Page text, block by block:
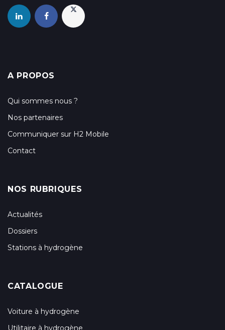
A PROPOS
Qui sommes nous ?
Nos partenaires
Communiquer sur H2 Mobile
Contact
NOS RUBRIQUES
Actualités
Dossiers
Stations à hydrogène
CATALOGUE
Voiture à hydrogène
Utilitaire à hydrogène